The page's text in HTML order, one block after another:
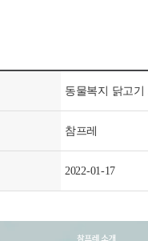
동물복지 닭고
참프레
2022-01-17